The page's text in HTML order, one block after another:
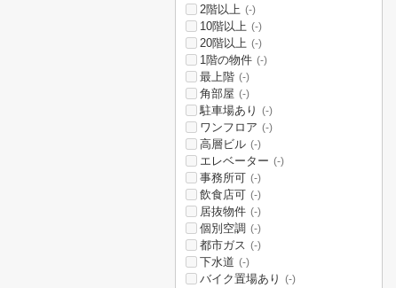
2階以上 (-)
10階以上 (-)
20階以上 (-)
1階の物件 (-)
最上階 (-)
角部屋 (-)
駐車場あり (-)
ワンフロア (-)
高層ビル (-)
エレベーター (-)
事務所可 (-)
飲食店可 (-)
居抜物件 (-)
個別空調 (-)
都市ガス (-)
下水道 (-)
バイク置場あり (-)